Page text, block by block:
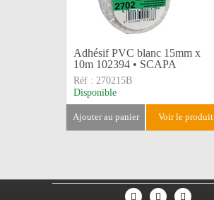
Adhésif PVC blanc 15mm x
10m 102394 • SCAPA
Réf : 270215B
Disponible
ajouter au panier voir le produit